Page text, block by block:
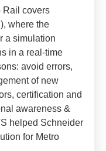
Rail covers
where the
a simulation
in a real-time
avoid errors,
of new
certification and
awareness &
helped Schneider
for Metro